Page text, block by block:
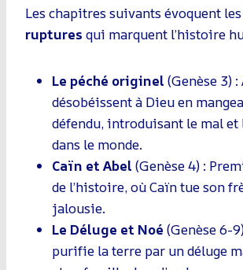
Les chapitres suivants évoquent les
ruptures qui marquent l’histoire
Le péché originel (Genèse 3)
désobéissent à Dieu en
défendu, introduisant le mal
dans le monde.
Caïn et Abel (Genèse 4) :
de l’histoire, où Caïn tue son
jalousie.
Le Déluge et Noé (Genèse 6-
purifie la terre par un déluge